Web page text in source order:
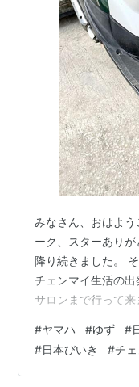
みなさん、おはよ
ーク、スターあり
降り続きました。
チェンマイ生活の
サロンまで行って
ぶりになりましたが
りげなく日本語編】
ェですが、店名が
#ヤマハ #ゆず #
#日本びいき #チ